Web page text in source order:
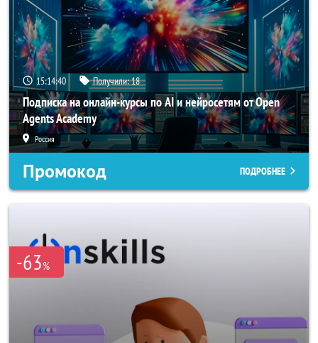
15:14:39 Получили:18
Подписка на онлайн-курсы по AI и нейросетям от Open
Agents Academy
Россия
Промокод ПОДРОБНЕЕ
-63%